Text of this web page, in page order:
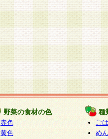
野菜の食材の色
赤色
黄色
種
ご
めん